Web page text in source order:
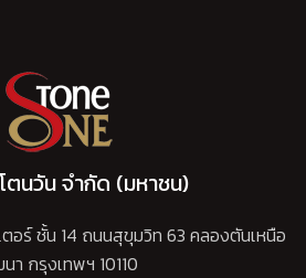
ตนวัน จำกัด (มหาชน)
อร์ ชั้น 14 ถนนสุขุมวิท 63 คลองตันเหนือ
า กรุงเทพฯ 10110